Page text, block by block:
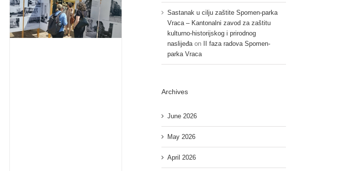
Sastanak u cilju zaštite Spomen-parka
Vraca – Kantonalni zavod za zaštitu
kulturno-historijskog i prirodnog
naslijeđaon
II faza radova Spomen-
parka Vraca
Archives
June 2026
May 2026
April 2026